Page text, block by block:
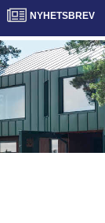
NYHETSBREV